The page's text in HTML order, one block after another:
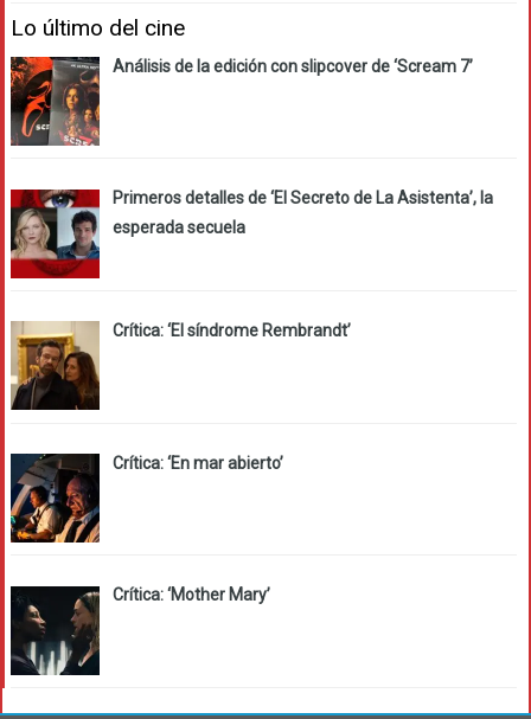
Lo último del cine
Análisis de la edición con slipcover de ‘Scream 7’
Primeros detalles de ‘El Secreto de La Asistenta’, la
esperada secuela
Crítica: ‘El síndrome Rembrandt’
Crítica: ‘En mar abierto’
Crítica: ‘Mother Mary’